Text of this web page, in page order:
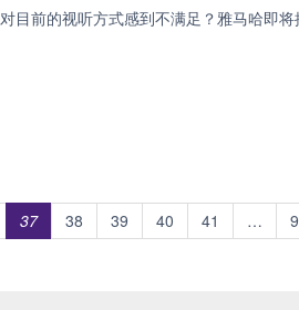
目前的视听方式感到不满足？雅马哈即
37 38 39 40 41 …